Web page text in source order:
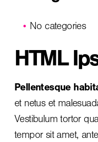
No categories
HTML
Pellentesque
et netus et
Vestibulum tortor
tempor sit amet,